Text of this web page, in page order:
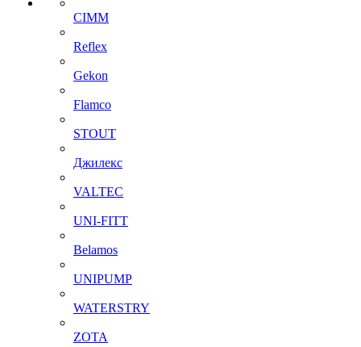
CIMM
Reflex
Gekon
Flamco
STOUT
Джилекс
VALTEC
UNI-FITT
Belamos
UNIPUMP
WATERSTRY
ZOTA